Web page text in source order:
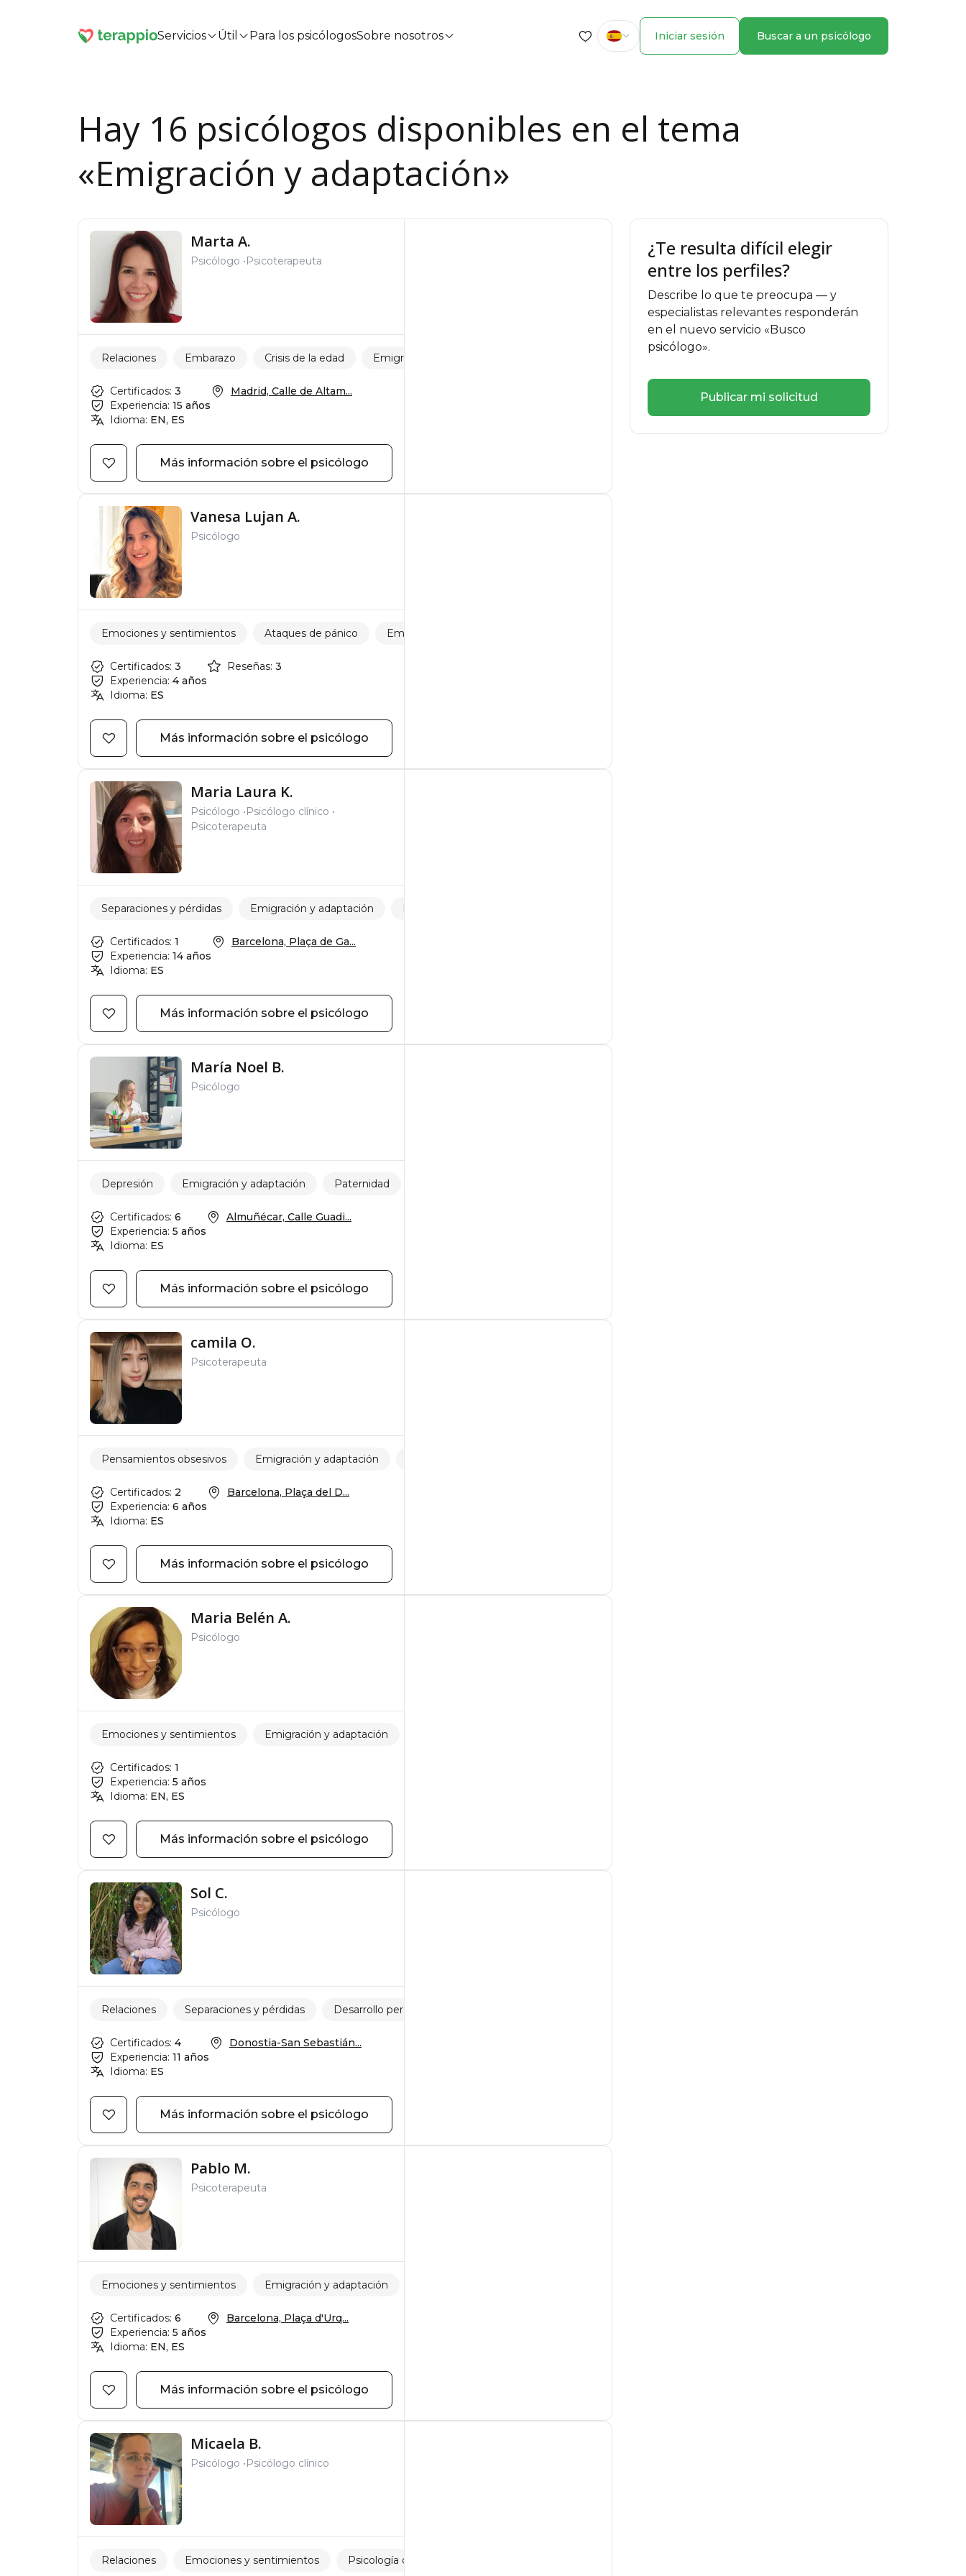
Servicios Útil Para los psicólogosSobre nosotros Iniciar sesión Buscar a un psicólogo
Hay 16 psicólogos disponibles en el tema
«Emigración y adaptación»
Marta A.
Psicólogo Psicoterapeuta
Relaciones Embarazo Crisis de la edad Emigración y adaptación
Certificados: 3
Experiencia: 15 años
Idioma: EN, ES
Madrid, Calle de Altam...
Más información sobre el psicólogo
Vanesa Lujan A.
Psicólogo
Emociones y sentimientos Ataques de pánico Emigración y adaptación
Certificados: 3
Experiencia: 4 años
Idioma: ES
Reseñas: 3
Más información sobre el psicólogo
Maria Laura K.
Psicólogo
Psicólogo clínico
Psicoterapeuta
Separaciones y pérdidas Emigración y adaptación
Certificados: 1
Experiencia: 14 años
Idioma: ES
Barcelona, Plaça de Ga...
Más información sobre el psicólogo
María Noel B.
Psicólogo
Depresión Emigración y adaptación Paternidad
Certificados: 6
Experiencia: 5 años
Idioma: ES
Almuñécar, Calle Guadi...
Más información sobre el psicólogo
camila O.
Psicoterapeuta
Pensamientos obsesivos Emigración y adaptación
Certificados: 2
Experiencia: 6 años
Idioma: ES
Barcelona, Plaça del D...
Más información sobre el psicólogo
Maria Belén A.
Psicólogo
Emociones y sentimientos Emigración y adaptación
Certificados: 1
Experiencia: 5 años
Idioma: EN, ES
Más información sobre el psicólogo
Sol C.
Psicólogo
Relaciones Separaciones y pérdidas Desarrollo personal
Certificados: 4
Experiencia: 11 años
Idioma: ES
Donostia-San Sebastián...
Más información sobre el psicólogo
Pablo M.
Psicoterapeuta
Emociones y sentimientos Emigración y adaptación
Certificados: 6
Experiencia: 5 años
Idioma: EN, ES
Barcelona, Plaça d'Urq...
Más información sobre el psicólogo
Micaela B.
Psicólogo Psicólogo clínico
Relaciones Emociones y sentimientos Psicología del adolescente
¿Te resulta difícil elegir
entre los perfiles?
Describe lo que te preocupa — y
especialistas relevantes responderán
en el nuevo servicio «Busco
psicólogo».
Publicar mi solicitud